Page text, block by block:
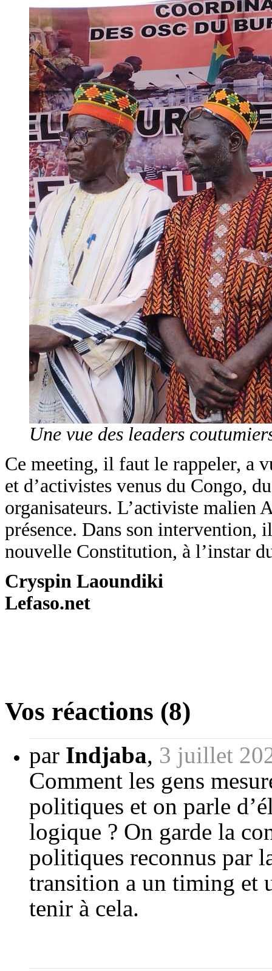
Une vue des leaders
Ce meeting, il faut le rappeler, a
et d’activistes venus du Congo,
organisateurs. L’activiste malien
présence. Dans son intervention,
nouvelle Constitution, à l’instar
Cryspin Laoundiki
Lefaso.net
Vos réactions (8)
par Indjaba, 3 juillet
Comment les gens
politiques et on parle
logique ? On garde la
politiques reconnus par
transition a un timing et
tenir à cela.